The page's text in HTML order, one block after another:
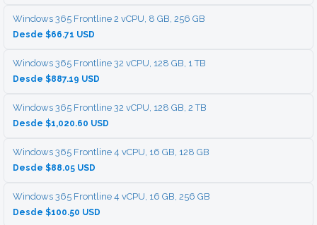
Windows 365 Frontline 2 vCPU, 8 GB, 256 GB
Desde $66.71 USD
Windows 365 Frontline 32 vCPU, 128 GB, 1 TB
Desde $887.19 USD
Windows 365 Frontline 32 vCPU, 128 GB, 2 TB
Desde $1,020.60 USD
Windows 365 Frontline 4 vCPU, 16 GB, 128 GB
Desde $88.05 USD
Windows 365 Frontline 4 vCPU, 16 GB, 256 GB
Desde $100.50 USD